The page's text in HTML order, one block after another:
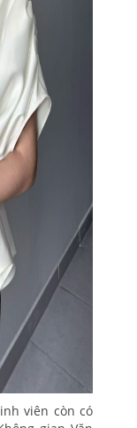
viên còn có